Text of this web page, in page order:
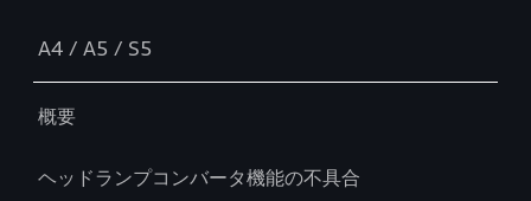
A4 / A5 / S5
概要
ヘッドランプコンバータ機能の不具合